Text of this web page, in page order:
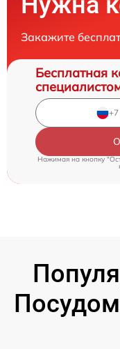
Закажите
Бесплатная
Нажимая на кнопку